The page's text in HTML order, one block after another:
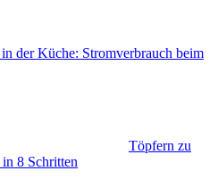
in der Küche: Stromverbrauch beim
Töpfern zu
8 Schritten